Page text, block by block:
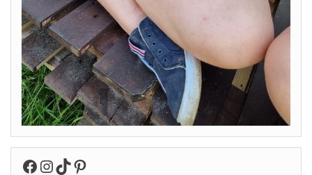
Facebook
Instagram
TikTok
Pinterest